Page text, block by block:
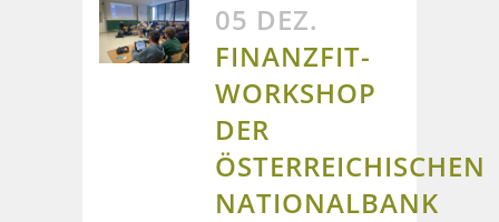
05 DEZ.
FINANZFIT-
WORKSHOP
DER
ÖSTERREICHISCHEN
NATIONALBANK